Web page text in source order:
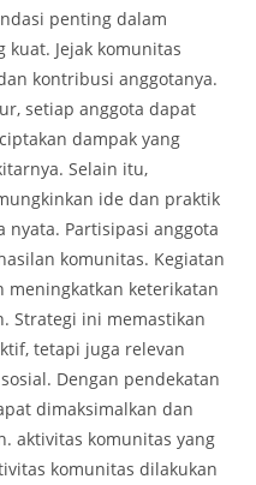
penting dalam
kuat. Jejak komunitas
kontribusi anggotanya.
setiap anggota dapat
dampak yang
Selain itu,
ide dan praktik
Partisipasi anggota
komunitas. Kegiatan
meningkatkan keterikatan
Strategi ini memastikan
tetapi juga relevan
Dengan pendekatan
dimaksimalkan dan
aktivitas komunitas yang
komunitas dilakukan